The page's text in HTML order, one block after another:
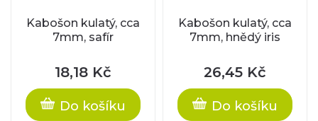
Kabošon kulatý, cca
7mm, safír
18,18 Kč
Do košíku
Kabošon kulatý, cca
7mm, hnědý iris
26,45 Kč
Do košíku